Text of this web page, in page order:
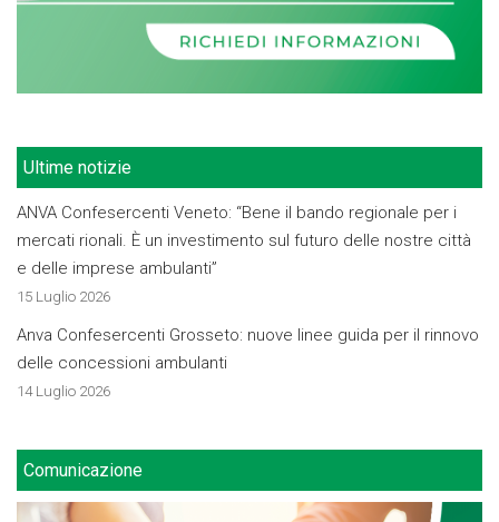
Ultime notizie
ANVA Confesercenti Veneto: “Bene il bando regionale per i
mercati rionali. È un investimento sul futuro delle nostre città
e delle imprese ambulanti”
15 Luglio 2026
Anva Confesercenti Grosseto: nuove linee guida per il rinnovo
delle concessioni ambulanti
14 Luglio 2026
Comunicazione